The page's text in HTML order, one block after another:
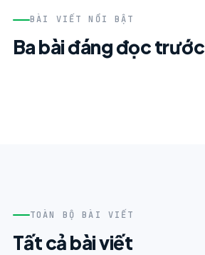
BÀI VIẾT NỔI BẬT
Ba bài đáng đọc trước
TOÀN BỘ BÀI VIẾT
Tất cả bài viết